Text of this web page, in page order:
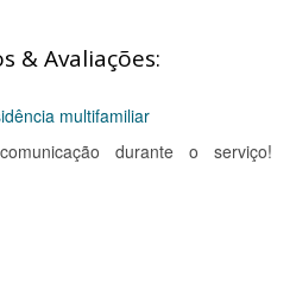
& Avaliações:
multifamiliar
durante o serviço!